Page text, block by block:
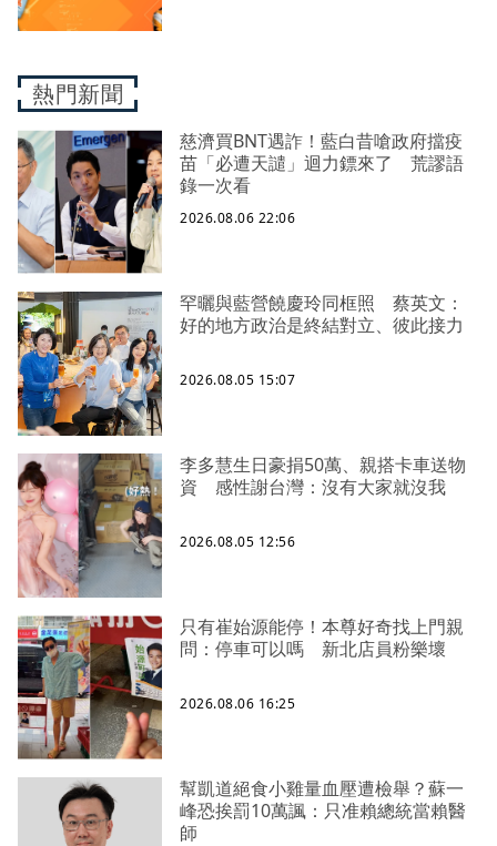
熱門新聞
慈濟買BNT遇詐！藍白昔嗆政府擋疫
苗「必遭天譴」迴力鏢來了 荒謬語
錄一次看
2026.08.06 22:06
罕曬與藍營饒慶玲同框照 蔡英文：
好的地方政治是終結對立、彼此接力
2026.08.05 15:07
李多慧生日豪捐50萬、親搭卡車送物
資 感性謝台灣：沒有大家就沒我
2026.08.05 12:56
只有崔始源能停！本尊好奇找上門親
問：停車可以嗎 新北店員粉樂壞
2026.08.06 16:25
幫凱道絕食小雞量血壓遭檢舉？蘇一
峰恐挨罰10萬諷：只准賴總統當賴醫
師